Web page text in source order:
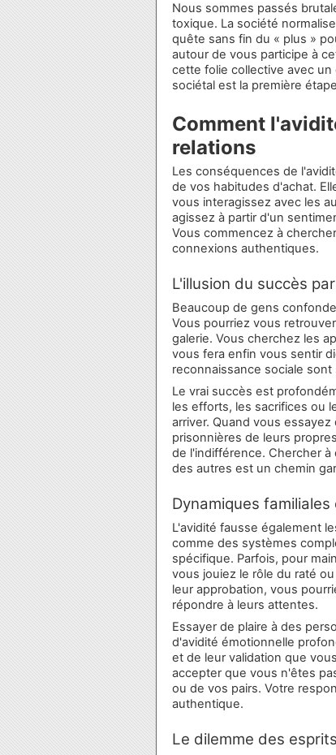
Nous sommes passés
toxique. La société
quête sans fin du « plus »
autour de vous participe à
cette folie collective avec
sociétal est la première
Comment
relations
Les conséquences de
de vos habitudes d'achat.
vous interagissez avec les
agissez à partir d'un
Vous commencez à
connexions authentiques.
L'illusion du succès
Beaucoup de gens
Vous pourriez vous
galerie. Vous cherchez les
vous fera enfin vous sentir
reconnaissance sociale
Le vrai succès est
les efforts, les sacrifices ou
arriver. Quand vous
prisonnières de leurs
de l'indifférence. Chercher
des autres est un chemin
Dynamiques
L'avidité fausse également
comme des systèmes
spécifique. Parfois, pour
vous jouiez le rôle du raté
leur approbation, vous
répondre à leurs attentes.
Essayer de plaire à des
d'avidité émotionnelle
et de leur validation que
accepter que vous n'êtes
ou de vos pairs. Votre
authentique.
Le dilemme des